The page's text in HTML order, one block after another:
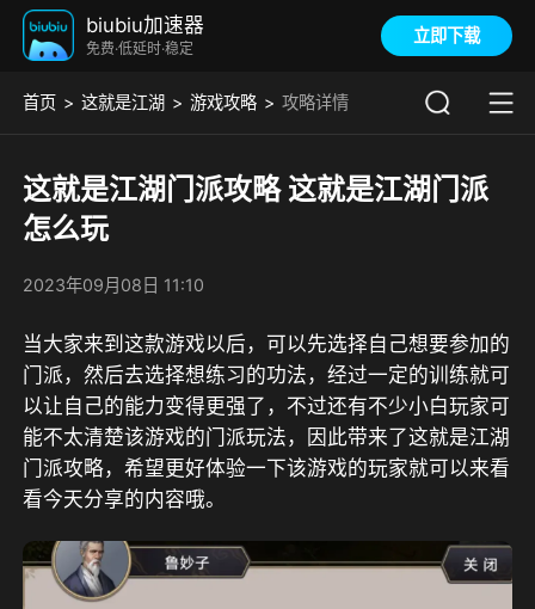
biubiu加速器
免费·低延时·稳定
立即下载
首页 这就是江湖 游戏攻略 攻略详情
这就是江湖门派攻略 这就是江湖门派
怎么玩
2023年09月08日 11:10
当大家来到这款游戏以后，可以先选择自己想要参加的
门派，然后去选择想练习的功法，经过一定的训练就可
以让自己的能力变得更强了，不过还有不少小白玩家可
能不太清楚该游戏的门派玩法，因此带来了这就是江湖
门派攻略，希望更好体验一下该游戏的玩家就可以来看
看今天分享的内容哦。